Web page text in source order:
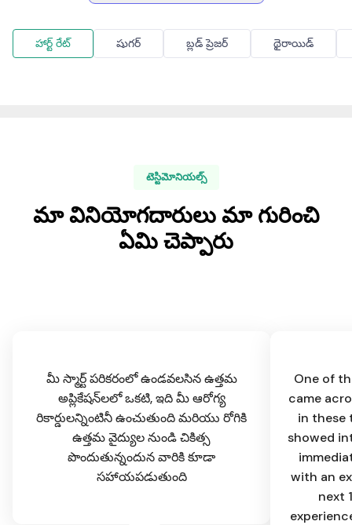
హార్ట్ రేట్ షుగర్ బ్లడ్ ప్రెజర్ థైరాయిడ్
టెస్టిమోనియల్స్
మా వినియోగదారులు మా గురించి
ఏమి చెప్పారు
మీ స్మార్ట్ పరికరంలో ఉండవలసిన ఉత్తమ
అప్లికేషన్‌లలో ఒకటి, ఇది మీ ఆరోగ్య
రికార్డులన్నింటినీ ఉంచుతుంది మరియు రోగికి
ఉత్తమ వైద్యుల నుండి చికిత్స
పొందుతున్నందున వారికి కూడా
సహాయపడుతుంది
One of
came
in these
showed
with an
next